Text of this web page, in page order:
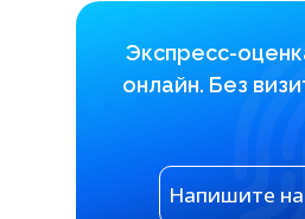
Экспресс-
онлайн. Без
Напишите